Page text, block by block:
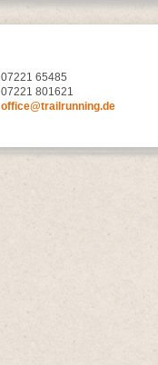
07221 65485
07221 801621
office@trailrunning.de